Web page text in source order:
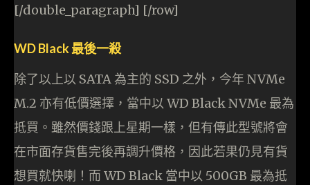
[/double_paragraph] [/row]
WD Black 最後一殺
除了以上以 SATA 為主的 SSD 之外，今年 NVMe
M.2 亦有低價選擇，當中以 WD Black NVMe 最為
抵買。雖然價錢跟上星期一樣，但有傳此型號將會
在市面存貨售完後再調升價格，因此若果仍見有貨
想買就快喇！而 WD Black 當中以 500GB 最為抵